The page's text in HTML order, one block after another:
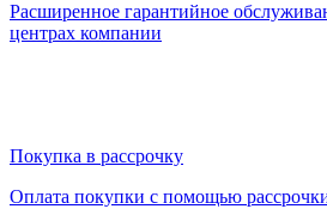
Расширенное гарантийное
центрах компании
Покупка в рассрочку
Оплата покупки с помощью